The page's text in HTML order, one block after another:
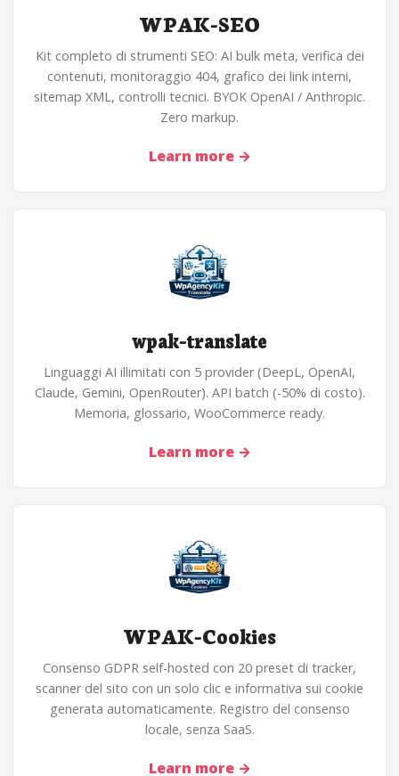
WPAK-SEO
Kit completo di strumenti SEO: AI bulk meta, verifica dei
contenuti, monitoraggio 404, grafico dei link interni,
sitemap XML, controlli tecnici. BYOK OpenAI / Anthropic.
Zero markup.
Learn more→
wpak-translate
Linguaggi AI illimitati con 5 provider (DeepL, OpenAI,
Claude, Gemini, OpenRouter). API batch (-50% di costo).
Memoria, glossario, WooCommerce ready.
Learn more→
WPAK-Cookies
Consenso GDPR self-hosted con 20 preset di tracker,
scanner del sito con un solo clic e informativa sui cookie
generata automaticamente. Registro del consenso
locale, senza SaaS.
Learn more→